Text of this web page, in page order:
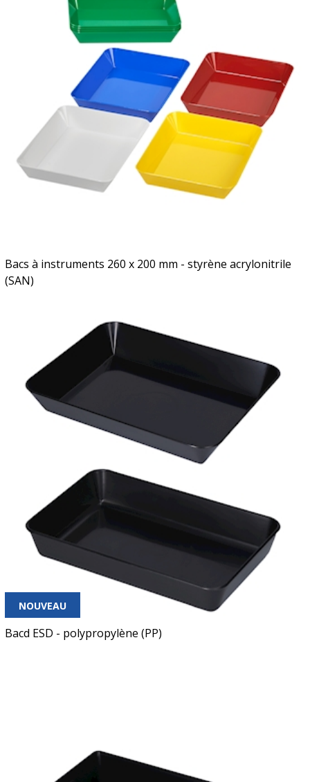
Bacs à instruments 260 x 200 mm - styrène acrylonitrile
(SAN)
NOUVEAU
Bacd ESD - polypropylène (PP)